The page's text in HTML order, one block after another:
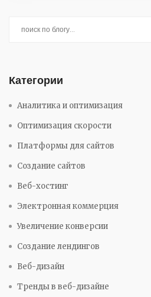
Категории
Аналитика и оптимизация
Оптимизация скорости
Платформы для сайтов
Создание сайтов
Веб-хостинг
Электронная коммерция
Увеличение конверсии
Создание лендингов
Веб-дизайн
Тренды в веб-дизайне